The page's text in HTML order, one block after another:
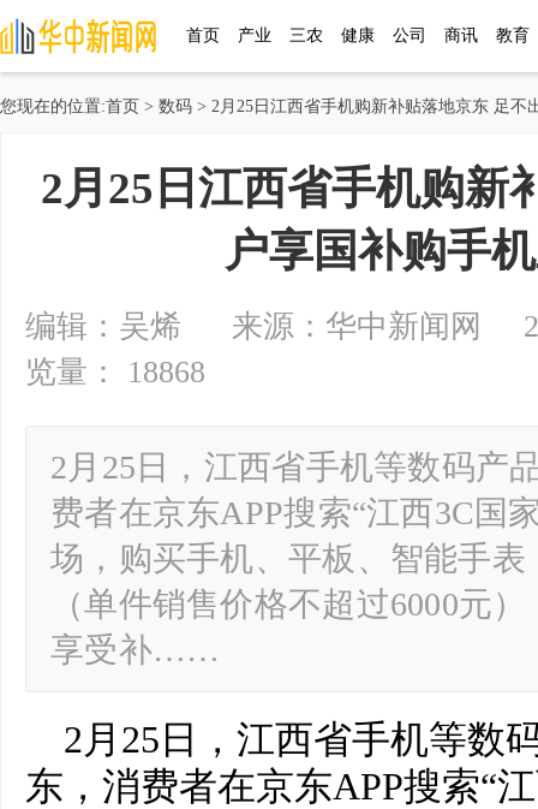
首页 产业 三农 健康 公司 商讯 教育
您现在的位置:首页 > 数码 > 2月25日江西省手机购新补贴落地京东 足不
2月25日江西省手机购新
户享国补购手
编辑：吴烯 来源：华中新闻网
览量： 18868
2月25日，江西省手机等数码产
费者在京东APP搜索“江西3C国
场，购买手机、平板、智能手
（单件销售价格不超过6000元
享受补……
2月25日，江西省手机等数
东，消费者在京东APP搜索“